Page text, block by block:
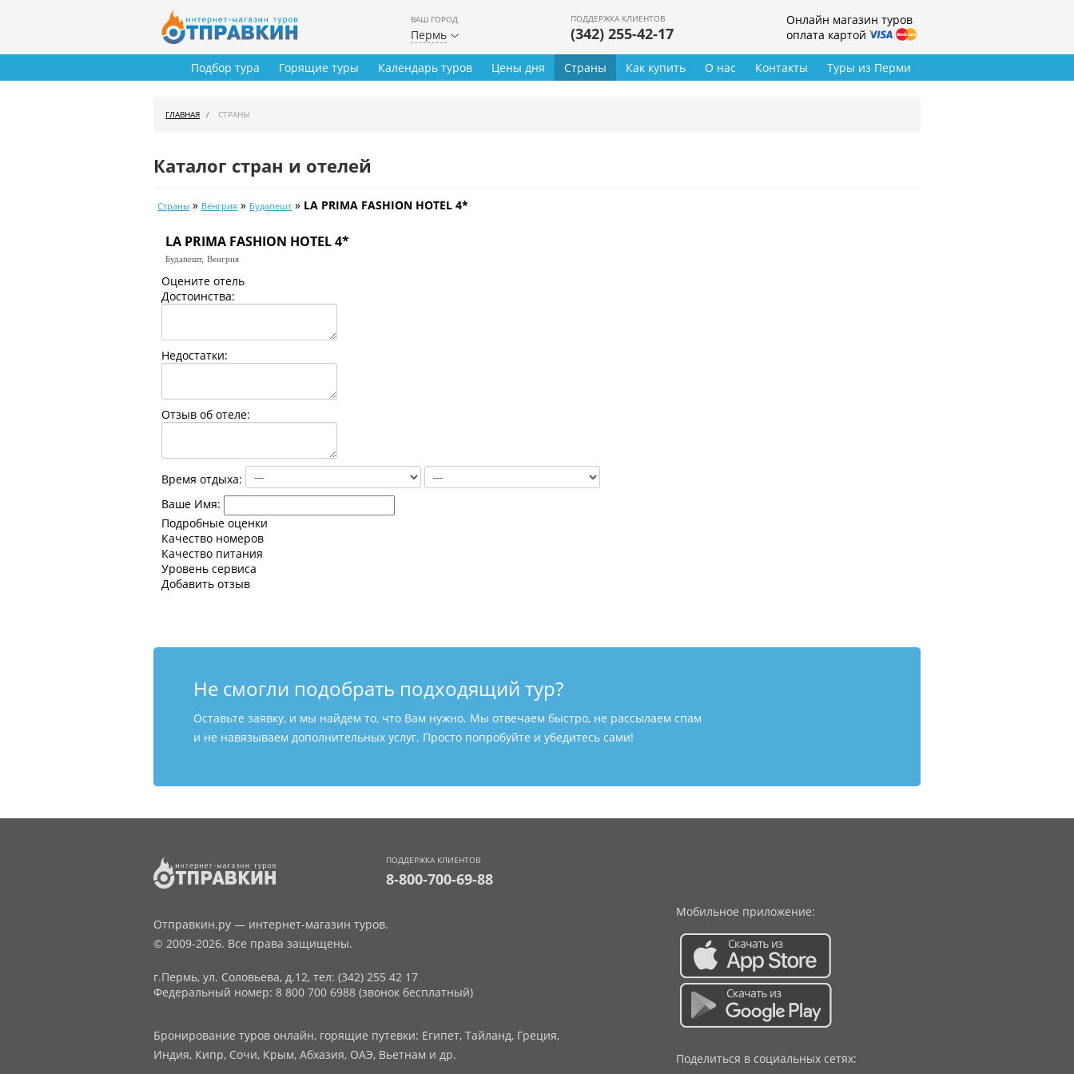
ВАШ ГОРОД
Пермь
ПОДДЕРЖКА КЛИЕНТОВ
(342) 255-42-17
Онлайн магазин туров
оплата картой
Туры из Перми
Подбор тура Горящие туры Календарь туров Цены дня Страны Как купить О нас Контакты
ГЛАВНАЯ СТРАНЫ
Каталог стран и отелей
Страны » Венгрия » Будапешт » LA PRIMA FASHION HOTEL 4*
LA PRIMA FASHION HOTEL 4*
Будапешт, Венгрия
Оцените отель
Достоинства:
Недостатки:
Отзыв об отеле:
Время отдыха:
Ваше Имя:
Подробные оценки
Качество номеров
Качество питания
Уровень сервиса
Добавить отзыв
Не смогли подобрать подходящий тур?
Оставьте заявку, и мы найдем то, что Вам нужно. Мы отвечаем быстро, не рассылаем спам
и не навязываем дополнительных услуг. Просто попробуйте и убедитесь сами!
ПОДДЕРЖКА КЛИЕНТОВ
8-800-700-69-88
Отправкин.ру — интернет-магазин туров.
© 2009-2026. Все права защищены.
г.Пермь, ул. Соловьева, д.12, тел: (342) 255 42 17
Федеральный номер: 8 800 700 6988 (звонок бесплатный)
Бронирование туров онлайн, горящие путевки: Египет, Тайланд, Греция,
Индия, Кипр, Сочи, Крым, Абхазия, ОАЭ, Вьетнам и др.
Мобильное приложение:
Поделиться в социальных сетях: